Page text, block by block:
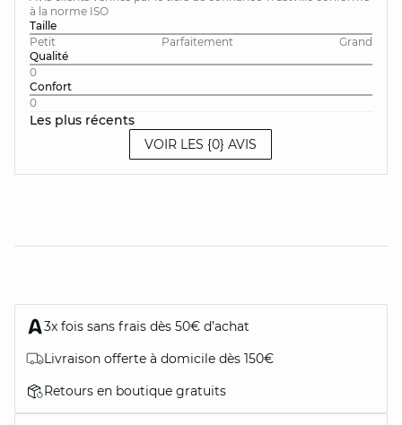
à la norme ISO
Taille
Petit
Parfaitement
Grand
Qualité
0
Confort
0
Les plus récents
VOIR LES {0} AVIS
3x fois sans frais dès 50€ d’achat
Livraison offerte à domicile dès 150€
Retours en boutique gratuits